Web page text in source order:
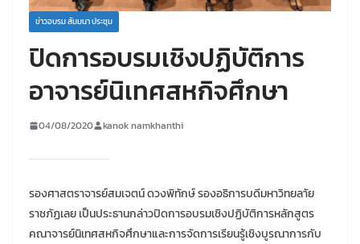
ข่าวอบรม สัมมนา ประชุม
ปิดการอบรมเชิงปฏิบัติการ
อาจารย์นิเทศสหกิจศึกษา
04/08/2020 kanok namkhanthi
รองศาสตราจารย์สมเจตน์ ดวงพิทักษ์ รองอธิการบดีมหาวิทยลาัย
ราชภัฏเลย เป็นประธานกล่าวปิดการอบรมเชิงปฏิบัติการหลักสูตร
คณาจารย์นิเทศสหกิจศึกษาและการจัดการเรียนรู้เชิงบูรณาการกับ